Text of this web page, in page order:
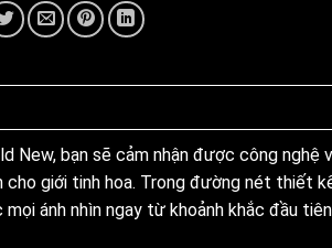
New, bạn sẽ cảm nhận được công nghệ
giới tinh hoa. Trong đường nét thiết
ánh nhìn ngay từ khoảnh khắc đầu